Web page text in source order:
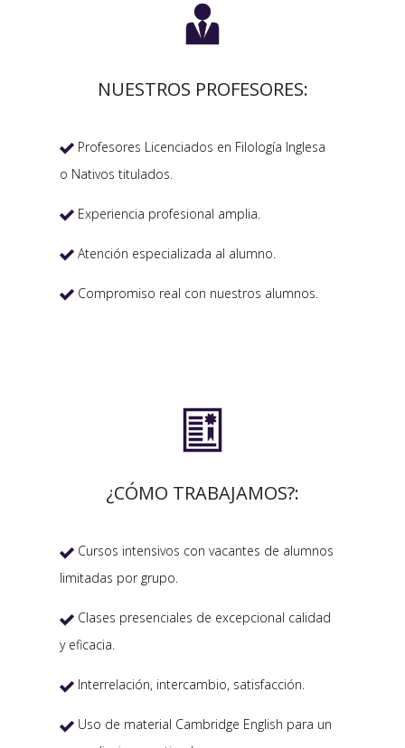

NUESTROS PROFESORES:
 Profesores Licenciados en Filología Inglesa
o Nativos titulados.
 Experiencia profesional amplia.
 Atención especializada al alumno.
 Compromiso real con nuestros alumnos.

¿CÓMO TRABAJAMOS?:
 Cursos intensivos con vacantes de alumnos
limitadas por grupo.
 Clases presenciales de excepcional calidad
y eficacia.
 Interrelación, intercambio, satisfacción.
 Uso de material Cambridge English para un